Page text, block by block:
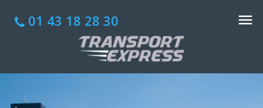
01 43 18 28 30